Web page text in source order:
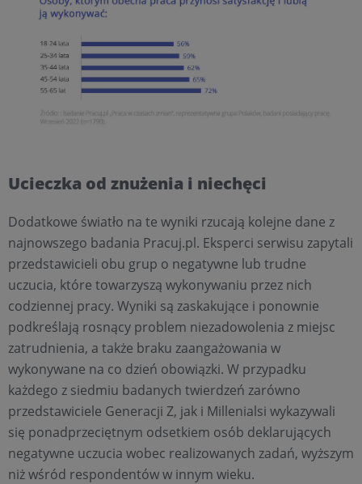
Ucieczka od znużenia i niechęci
Dodatkowe światło na te wyniki rzucają kolejne dane z
najnowszego badania Pracuj.pl. Eksperci serwisu zapytali
przedstawicieli obu grup o negatywne lub trudne
uczucia, które towarzyszą wykonywaniu przez nich
codziennej pracy. Wyniki są zaskakujące i ponownie
podkreślają rosnący problem niezadowolenia z miejsc
zatrudnienia, a także braku zaangażowania w
wykonywane na co dzień obowiązki. W przypadku
każdego z siedmiu badanych twierdzeń zarówno
przedstawiciele Generacji Z, jak i Millenialsi wykazywali
się ponadprzeciętnym odsetkiem osób deklarujących
negatywne uczucia wobec realizowanych zadań, wyższym
niż wśród respondentów w innym wieku.